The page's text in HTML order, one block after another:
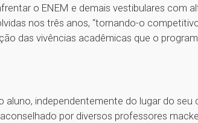
o ENEM e demais vestibulares com
nos três anos, “tornando-o
das vivências acadêmicas que o
aluno, independentemente do lugar do seu
por diversos professores